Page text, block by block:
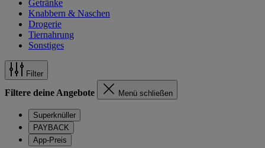
Getränke
Knabbern & Naschen
Drogerie
Tiernahrung
Sonstiges
Filter
Filtere deine Angebote Menü schließen
Superknüller
PAYBACK
App-Preis